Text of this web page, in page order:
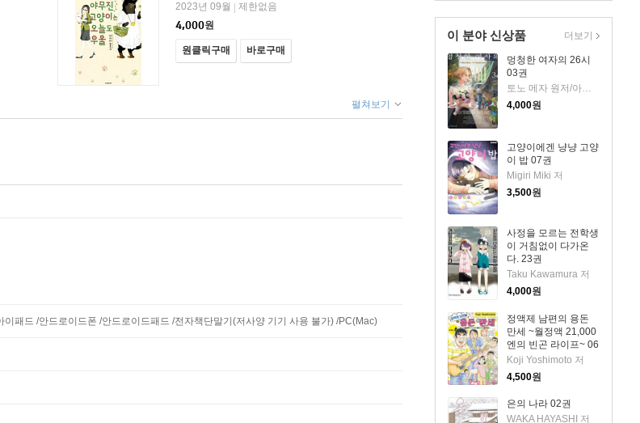
이 분야 신상품
멍청한 여자의 26시
03권
토노 메자 원저/아야노 우라스케 글그림
4,000원
고양이에겐 냥냥 고양
이 밥 07권
Migiri Miki 저
3,500원
사정을 모르는 전학생
이 거침없이 다가온
다. 23권
Taku Kawamura 저
4,000원
정액제 남편의 용돈
만세 ~월정액 21,000
엔의 빈곤 라이프~ 06
권
Koji Yoshimoto 저
4,500원
은의 나라 02권
WAKA HAYASHI 저
더보기
2023년 09월
제한없음
4,000원
원클릭구매 바로구매
펼쳐보기
패드 /안드로이드폰 /안드로이드패드 /전자책단말기(저사양 기기 사용 불가) /PC(Mac)